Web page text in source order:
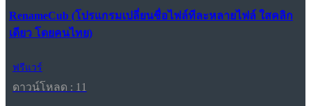
RenameCub (โปรแกรมเปลี่ยนชื่อไฟล์ทีละหลายไฟล์ ใสคลิก
เดียว โดยคนไทย)
ฟรีแวร์
ดาวน์โหลด : 11